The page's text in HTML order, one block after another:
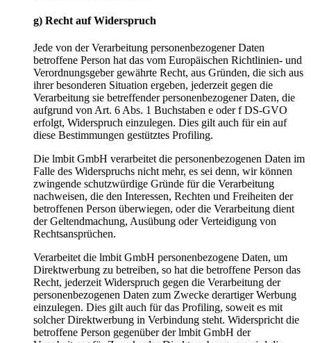
g) Recht auf Widerspruch
Jede von der Verarbeitung personenbezogener Daten
betroffene Person hat das vom Europäischen Richtlinien- und
Verordnungsgeber gewährte Recht, aus Gründen, die sich aus
ihrer besonderen Situation ergeben, jederzeit gegen die
Verarbeitung sie betreffender personenbezogener Daten, die
aufgrund von Art. 6 Abs. 1 Buchstaben e oder f DS-GVO
erfolgt, Widerspruch einzulegen. Dies gilt auch für ein auf
diese Bestimmungen gestütztes Profiling.
Die lmbit GmbH verarbeitet die personenbezogenen Daten im
Falle des Widerspruchs nicht mehr, es sei denn, wir können
zwingende schutzwürdige Gründe für die Verarbeitung
nachweisen, die den Interessen, Rechten und Freiheiten der
betroffenen Person überwiegen, oder die Verarbeitung dient
der Geltendmachung, Ausübung oder Verteidigung von
Rechtsansprüchen.
Verarbeitet die lmbit GmbH personenbezogene Daten, um
Direktwerbung zu betreiben, so hat die betroffene Person das
Recht, jederzeit Widerspruch gegen die Verarbeitung der
personenbezogenen Daten zum Zwecke derartiger Werbung
einzulegen. Dies gilt auch für das Profiling, soweit es mit
solcher Direktwerbung in Verbindung steht. Widerspricht die
betroffene Person gegenüber der lmbit GmbH der